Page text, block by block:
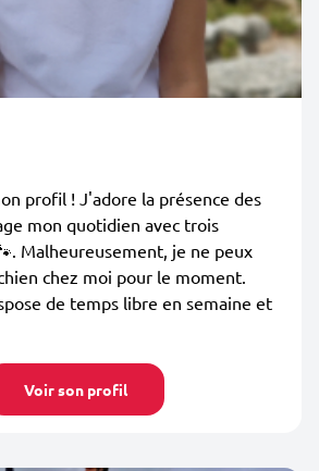
profil ! J'adore la présence des
mon quotidien avec trois
Malheureusement, je ne peux
chez moi pour le moment.
de temps libre en semaine et
Voir son profil